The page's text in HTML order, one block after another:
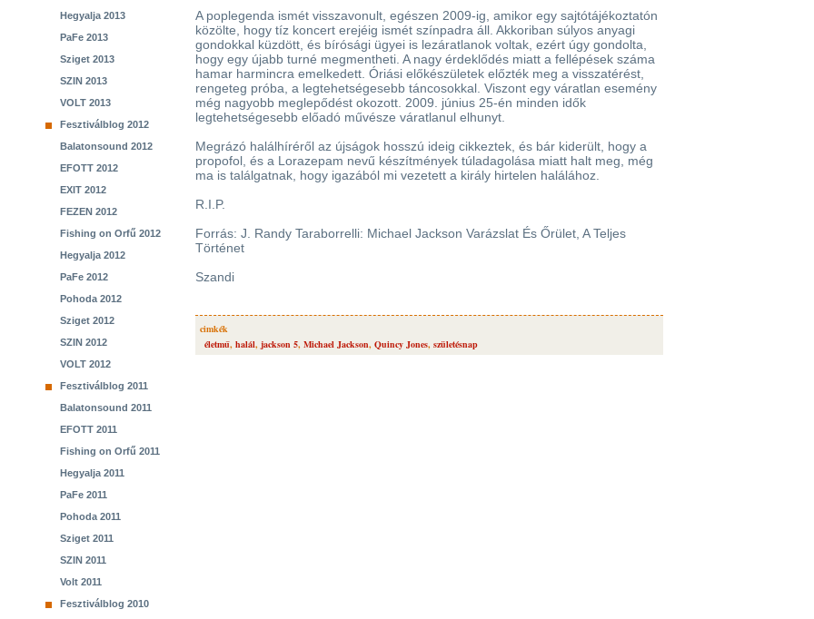
Hegyalja 2013
PaFe 2013
Sziget 2013
SZIN 2013
VOLT 2013
Fesztiválblog 2012
Balatonsound 2012
EFOTT 2012
EXIT 2012
FEZEN 2012
Fishing on Orfű 2012
Hegyalja 2012
PaFe 2012
Pohoda 2012
Sziget 2012
SZIN 2012
VOLT 2012
Fesztiválblog 2011
Balatonsound 2011
EFOTT 2011
Fishing on Orfű 2011
Hegyalja 2011
PaFe 2011
Pohoda 2011
Sziget 2011
SZIN 2011
Volt 2011
Fesztiválblog 2010
A poplegenda ismét visszavonult, egészen 2009-ig, amikor egy sajtótájékoztatón
közölte, hogy tíz koncert erejéig ismét színpadra áll. Akkoriban súlyos anyagi
gondokkal küzdött, és bírósági ügyei is lezáratlanok voltak, ezért úgy gondolta,
hogy egy újabb turné megmentheti. A nagy érdeklődés miatt a fellépések száma
hamar harmincra emelkedett. Óriási előkészületek előzték meg a visszatérést,
rengeteg próba, a legtehetségesebb táncosokkal. Viszont egy váratlan esemény
még nagyobb meglepődést okozott. 2009. június 25-én minden idők
legtehetségesebb előadó művésze váratlanul elhunyt.
Megrázó halálhíréről az újságok hosszú ideig cikkeztek, és bár kiderült, hogy a
propofol, és a Lorazepam nevű készítmények túladagolása miatt halt meg, még
ma is találgatnak, hogy igazából mi vezetett a király hirtelen halálához.
R.I.P.
Forrás: J. Randy Taraborrelli: Michael Jackson Varázslat És Őrület, A Teljes
Történet
Szandi
cimkék
életmű, halál, jackson 5, Michael Jackson, Quincy Jones, születésnap